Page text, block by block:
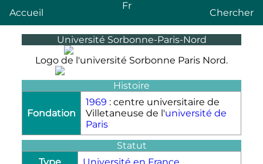
Accueil
Fr
Chercher
Université Sorbonne-Paris-Nord
Logo de l'université Sorbonne Paris Nord.
Histoire
Fondation
1969 : centre universitaire de
Villetaneuse de l'université de
Paris
Statut
Type
Université en France